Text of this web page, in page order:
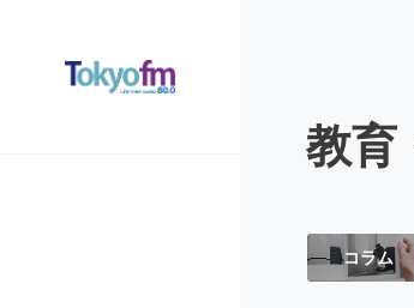
教育
コラム